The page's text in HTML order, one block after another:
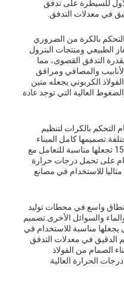
للسيطرة على تدفق
في معدلات التدفق.
بالكرة من الضروري
الطبيعي ومنتجات البترول
التدفق القصوى، مما
والمصافي ومرافق
الكربوني يجعله متين
العالية التي توجد عادة
التحكم بالكرات لتنظيم
كامل الميناء
وتصنيف الضغط العالي من الدرجة 150 تجعلها مناسبة للتعامل مع
على تحمل درجات حرارة
مثاليا للاستخدام في مصانع
واسع في محطات توليد
والسوائل الأخرى.تصميم
يجعلها مناسبة للاستخدام في
الدقيق في معدلات التدفق
الصمام من الفولاذ
الحرارة العالية